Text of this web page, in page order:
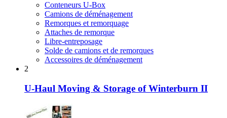
Conteneurs U-Box
Camions de déménagement
Remorques et remorquage
Attaches de remorque
Libre-entreposage
Solde de camions et de remorques
Accessoires de déménagement
2
U-Haul Moving & Storage of Winterburn II